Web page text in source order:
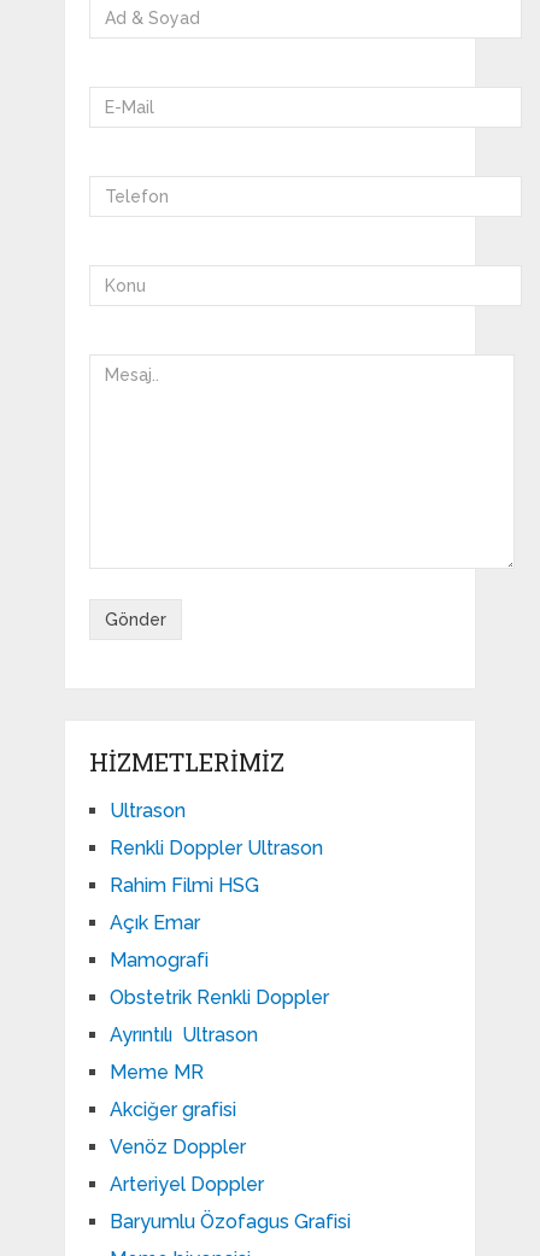
HIZMETLERIMIZ
Ultrason
Renkli Doppler Ultrason
Rahim Filmi HSG
Açık Emar
Mamografi
Obstetrik Renkli Doppler
Ayrıntılı Ultrason
Meme MR
Akciğer grafisi
Venöz Doppler
Arteriyel Doppler
Baryumlu Özofagus Grafisi